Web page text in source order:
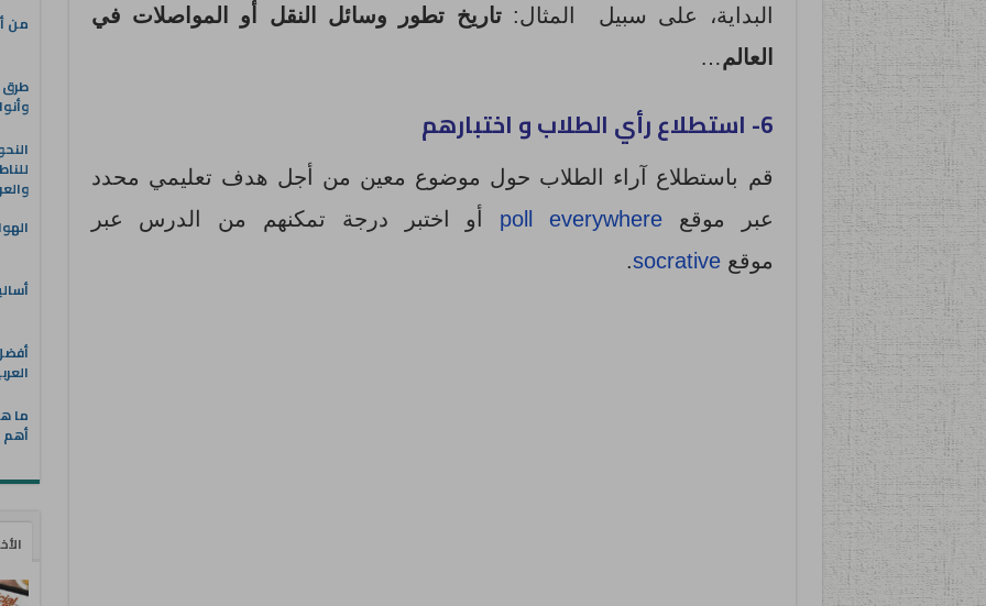
البداية، على سبيل المثال:تاريخ تطور وسائل النقل أو المواصلات في
العالم…
6- استطلاع رأي الطلاب و اختبارهم
قم باستطلاع آراء الطلاب حول موضوع معين من أجل هدف تعليمي محدد
عبر موقعpoll everywhere أو اختبر درجة تمكنهم من الدرس عبر
موقعsocrative
.
من
طرق
ما
أهم